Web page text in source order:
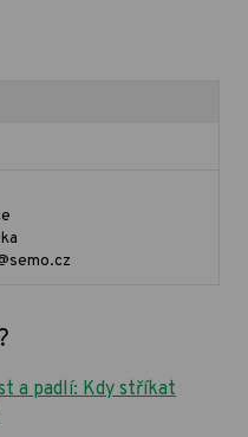
a padlí: Kdy stříkat